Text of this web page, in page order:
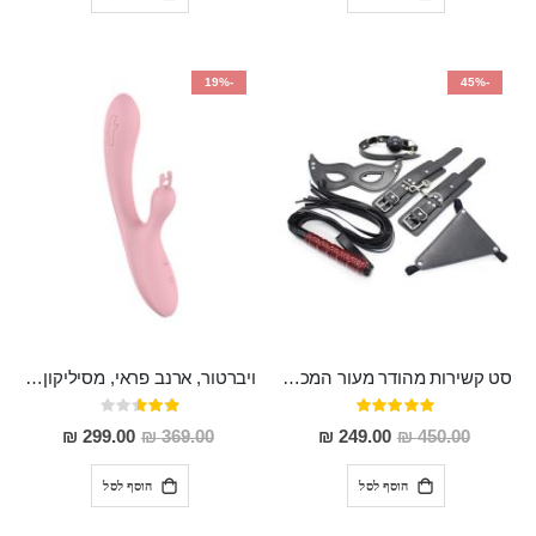
-45%
סט קשירות מהודר מעור המכיל 5 חלקים "Ariki"
דירוג:
100%
450.00 ₪
מחיר
מבצע
249.00 ₪
הוסף לסל
-19%
ויברטור, ארנב פראי, מסיליקון רפואי 10 מצבי רטט, נטען
דירוג:
53%
369.00 ₪
מחיר
מבצע
299.00 ₪
הוסף לסל